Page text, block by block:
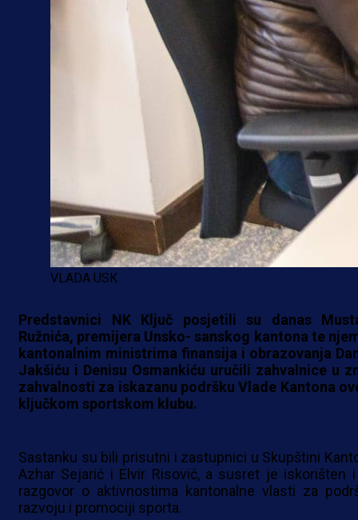
VLADA USK
Predstavnici NK Ključ posjetili su danas
Ružnića, premijera Unsko- sanskog kantona te
kantonalnim ministrima finansija i obrazovanja
Jakšiću i Denisu Osmankiću uručili zahvalnice u
zahvalnosti za iskazanu podršku Vlade Kantona
ključkom sportskom klubu.
Sastanku su bili prisutni i zastupnici u Skupštini
Azhar Sejarić i Elvir Risović, a susret je iskorišten
razgovor o aktivnostima kantonalne vlasti za
razvoju i promociji sporta.